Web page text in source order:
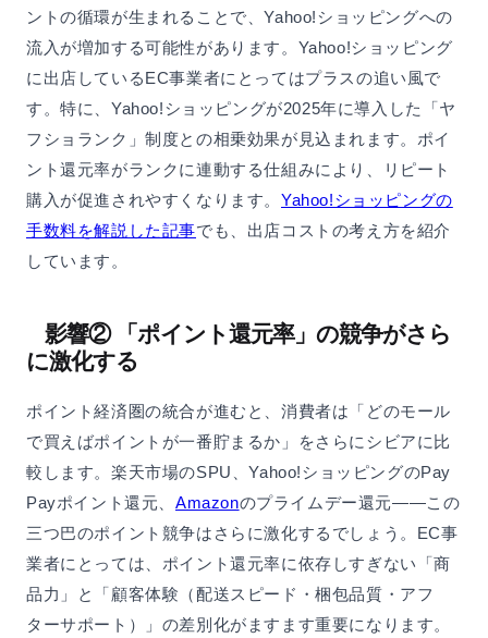
ントの循環が生まれることで、Yahoo!ショッピングへの
流入が増加する可能性があります。Yahoo!ショッピング
に出店しているEC事業者にとってはプラスの追い風で
す。特に、Yahoo!ショッピングが2025年に導入した「ヤ
フショランク」制度との相乗効果が見込まれます。ポイ
ント還元率がランクに連動する仕組みにより、リピート
購入が促進されやすくなります。 Yahoo!ショッピングの
手数料を解説した記事でも、出店コストの考え方を紹介
しています。
影響② 「ポイント還元率」の競争がさら
に激化する
ポイント経済圏の統合が進むと、消費者は「どのモール
で買えばポイントが一番貯まるか」をさらにシビアに比
較します。楽天市場のSPU、Yahoo!ショッピングのPay
Payポイント還元、 Amazonのプライムデー還元——この
三つ巴のポイント競争はさらに激化するでしょう。EC事
業者にとっては、ポイント還元率に依存しすぎない「商
品力」と「顧客体験（配送スピード・梱包品質・アフ
ターサポート）」の差別化がますます重要になります。